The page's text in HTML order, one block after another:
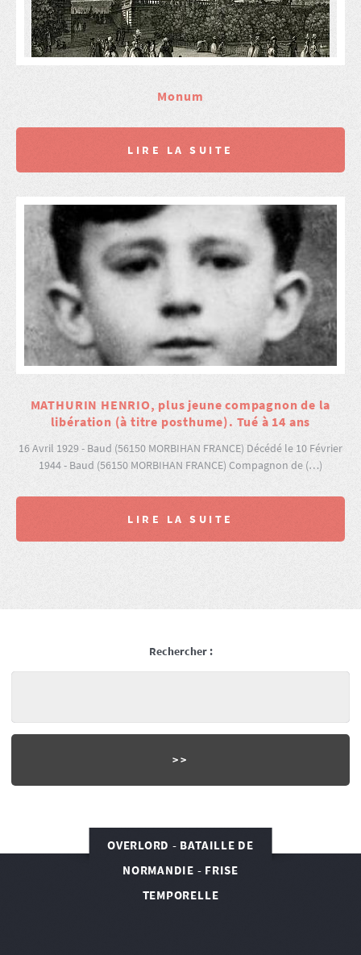
Monum
LIRE LA SUITE
MATHURIN HENRIO, plus jeune compagnon de la
libération (à titre posthume). Tué à 14 ans
16 Avril 1929 - Baud (56150 MORBIHAN FRANCE) Décédé le 10 Février
1944 - Baud (56150 MORBIHAN FRANCE) Compagnon de (…)
LIRE LA SUITE
Rechercher :
OVERLORD - BATAILLE DE
NORMANDIE - FRISE
TEMPORELLE